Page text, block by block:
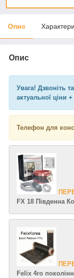
Опис
Опис
Увага! Дзвоніть
актуальної ціни
Телефон для
FX 18 Південна
Felix 4го